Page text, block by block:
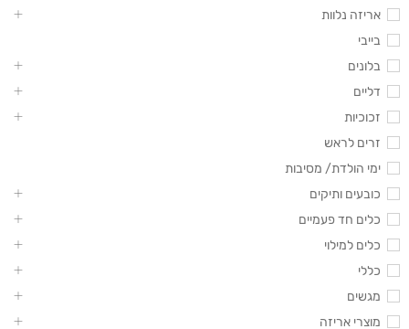
אריזה נלוות
בייבי
בלונים
דליים
זכוכיות
זרים לראש
ימי הולדת/ מסיבות
כובעים ותיקים
כלים חד פעמיים
כלים למילוי
כללי
מגשים
מוצרי אריזה